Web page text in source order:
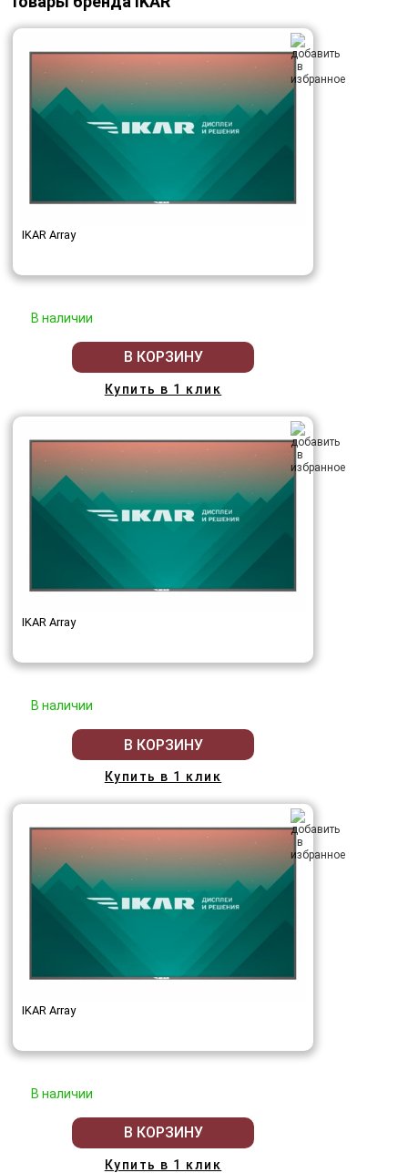
IKAR Array
В наличии
В КОРЗИНУ
Купить в 1 клик
IKAR Array
В наличии
В КОРЗИНУ
Купить в 1 клик
IKAR Array
В наличии
В КОРЗИНУ
Купить в 1 клик